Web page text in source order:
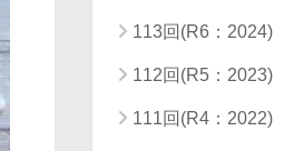
113回(R6：2024)
112回(R5：2023)
111回(R4：2022)